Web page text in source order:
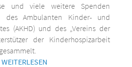
und viele weitere Spenden
des Ambulanten Kinder- und
(AKHD) und des „Vereins der
der Kinderhospizarbeit
WEITERLESEN